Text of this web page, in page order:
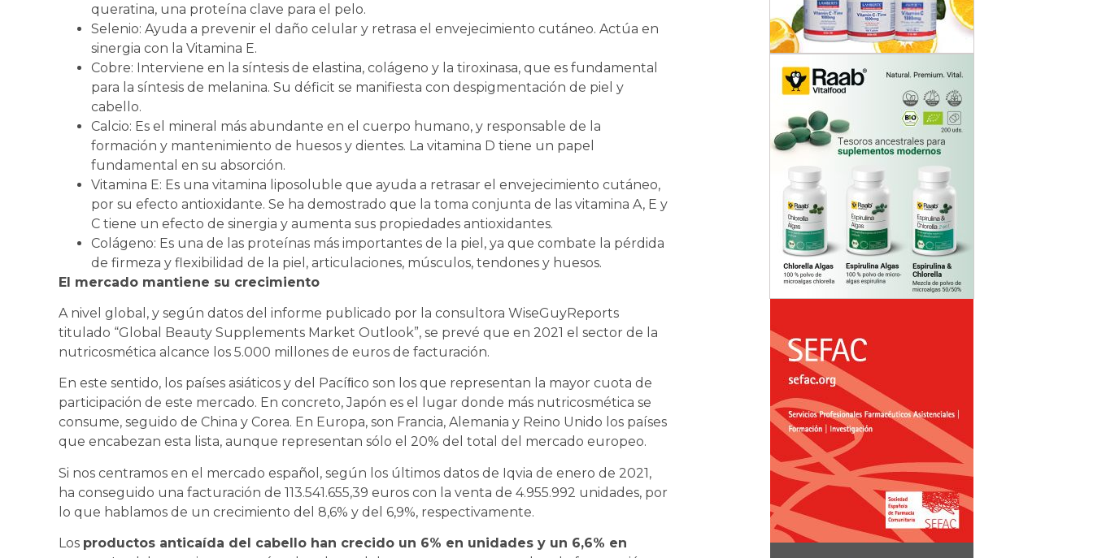
queratina, una proteína clave para el pelo.
Selenio: Ayuda a prevenir el daño celular y retrasa el envejecimiento cutáneo. Actúa en
sinergia con la Vitamina E.
Cobre: Interviene en la síntesis de elastina, colágeno y la tiroxinasa, que es fundamental
para la síntesis de melanina. Su déficit se manifiesta con despigmentación de piel y
cabello.
Calcio: Es el mineral más abundante en el cuerpo humano, y responsable de la
formación y mantenimiento de huesos y dientes. La vitamina D tiene un papel
fundamental en su absorción.
Vitamina E: Es una vitamina liposoluble que ayuda a retrasar el envejecimiento cutáneo,
por su efecto antioxidante. Se ha demostrado que la toma conjunta de las vitamina A, E y
C tiene un efecto de sinergia y aumenta sus propiedades antioxidantes.
Colágeno: Es una de las proteínas más importantes de la piel, ya que combate la pérdida
de firmeza y flexibilidad de la piel, articulaciones, músculos, tendones y huesos.
El mercado mantiene su crecimiento
A nivel global, y según datos del informe publicado por la consultora WiseGuyReports
titulado “Global Beauty Supplements Market Outlook”, se prevé que en 2021 el sector de la
nutricosmética alcance los 5.000 millones de euros de facturación.
En este sentido, los países asiáticos y del Pacíﬁco son los que representan la mayor cuota de
participación de este mercado. En concreto, Japón es el lugar donde más nutricosmética se
consume, seguido de China y Corea. En Europa, son Francia, Alemania y Reino Unido los países
que encabezan esta lista, aunque representan sólo el 20% del total del mercado europeo.
Si nos centramos en el mercado español, según los últimos datos de Iqvia de enero de 2021,
ha conseguido una facturación de 113.541.655,39 euros con la venta de 4.955.992 unidades, por
lo que hablamos de un crecimiento del 8,6% y del 6,9%, respectivamente.
Los productos anticaída del cabello han crecido un 6% en unidades y un 6,6% en